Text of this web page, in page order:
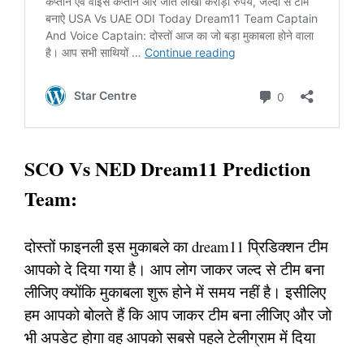
SCO Vs NED Dream11 Prediction
Team:
दोस्तों फाइनली इस मुकाबले का dream11 प्रिडिक्शन टीम
आपको दे दिया गया है। आप लोग जाकर जल्द से टीम बना
लीजिए क्योंकि मुकाबला शुरू होने में समय नहीं है। इसीलिए
हम आपको बोलते हैं कि आप जाकर टीम बना लीजिए और जो
भी अपडेट होगा वह आपको सबसे पहले टेलीग्राम में दिया